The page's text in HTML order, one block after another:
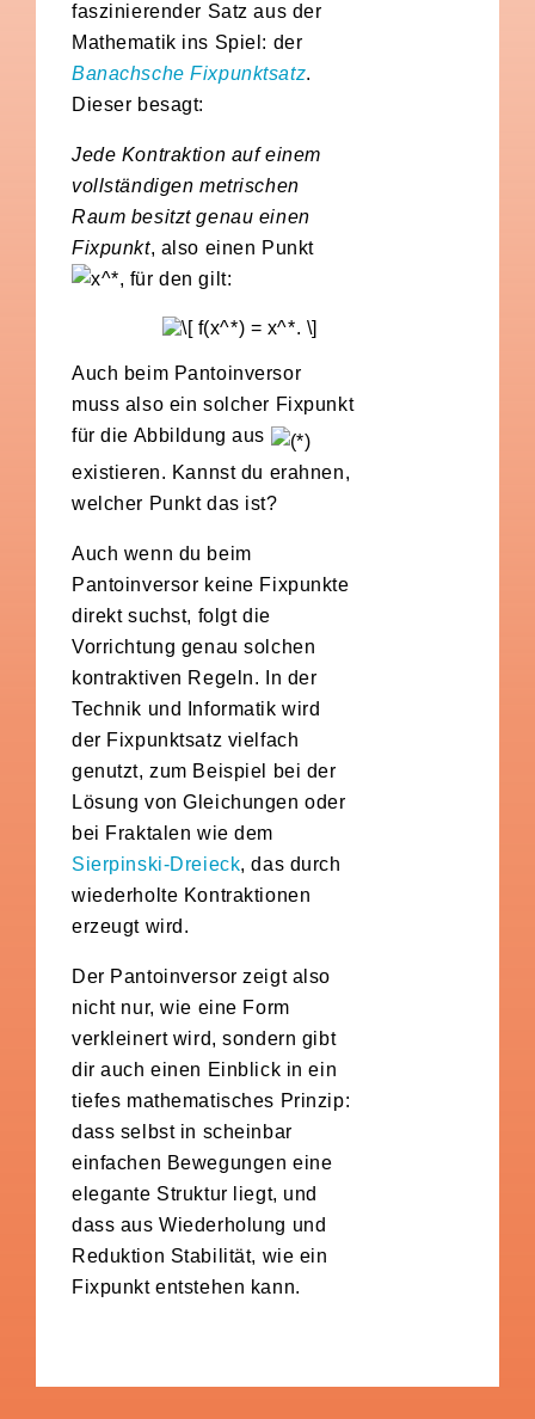
faszinierender Satz aus der
Mathematik ins Spiel: der
Banachsche Fixpunktsatz.
Dieser besagt:
Jede Kontraktion auf einem
vollständigen metrischen
Raum besitzt genau einen
Fixpunkt, also einen Punkt
, für den gilt:
Auch beim Pantoinversor
muss also ein solcher Fixpunkt
für die Abbildung aus
existieren. Kannst du erahnen,
welcher Punkt das ist?
Auch wenn du beim
Pantoinversor keine Fixpunkte
direkt suchst, folgt die
Vorrichtung genau solchen
kontraktiven Regeln. In der
Technik und Informatik wird
der Fixpunktsatz vielfach
genutzt, zum Beispiel bei der
Lösung von Gleichungen oder
bei Fraktalen wie dem
Sierpinski-Dreieck, das durch
wiederholte Kontraktionen
erzeugt wird.
Der Pantoinversor zeigt also
nicht nur, wie eine Form
verkleinert wird, sondern gibt
dir auch einen Einblick in ein
tiefes mathematisches Prinzip:
dass selbst in scheinbar
einfachen Bewegungen eine
elegante Struktur liegt, und
dass aus Wiederholung und
Reduktion Stabilität, wie ein
Fixpunkt entstehen kann.